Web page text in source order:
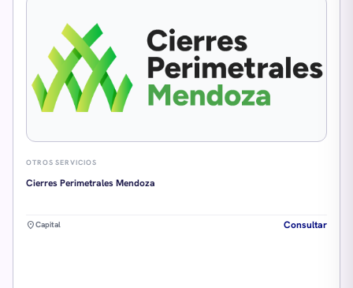
OTROS SERVICIOS
Cierres Perimetrales Mendoza
location_onCapital Consultar